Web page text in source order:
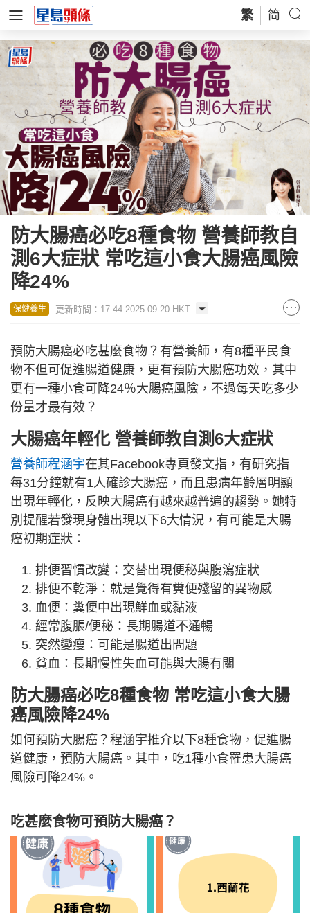
繁 简
防大腸癌必吃8種食物 營養師教自
測6大症狀 常吃這小食大腸癌風險
降24%
保健養生 更新時間：17:44 2025-09-20 HKT
預防大腸癌必吃甚麼食物？有營養師，有8種平民食
物不但可促進腸道健康，更有預防大腸癌功效，其中
更有一種小食可降24％大腸癌風險，不過每天吃多少
份量才最有效？
大腸癌年輕化 營養師教自測6大症狀
營養師程涵宇在其Facebook專頁發文指，有研究指
每31分鐘就有1人確診大腸癌，而且患病年齡層明顯
出現年輕化，反映大腸癌有越來越普遍的趨勢。她特
別提醒若發現身體出現以下6大情況，有可能是大腸
癌初期症狀：
排便習慣改變：交替出現便秘與腹瀉症狀
排便不乾淨：就是覺得有糞便殘留的異物感
血便：糞便中出現鮮血或黏液
經常腹脹/便秘：長期腸道不通暢
突然變瘦：可能是腸道出問題
貧血：長期慢性失血可能與大腸有關
防大腸癌必吃8種食物 常吃這小食大腸
癌風險降24%
如何預防大腸癌？程涵宇推介以下8種食物，促進腸
道健康，預防大腸癌。其中，吃1種小食罹患大腸癌
風險可降24%。
吃甚麼食物可預防大腸癌？